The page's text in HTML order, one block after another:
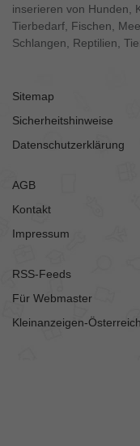
inserieren von Hunden,
Tierbedarf, Fischen,
Schlangen, Reptilien,
Sitemap
Sicherheitshinweise
Datenschutzerklärung
AGB
Kontakt
Impressum
RSS-Feeds
Für Webmaster
Kleinanzeigen-Österreich